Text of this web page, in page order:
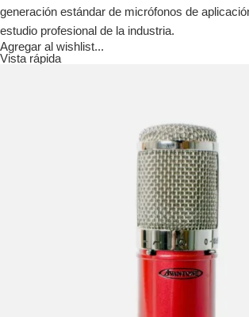
generación estándar de micrófonos de
estudio profesional de la industria.
Agregar al wishlist...
Vista rápida